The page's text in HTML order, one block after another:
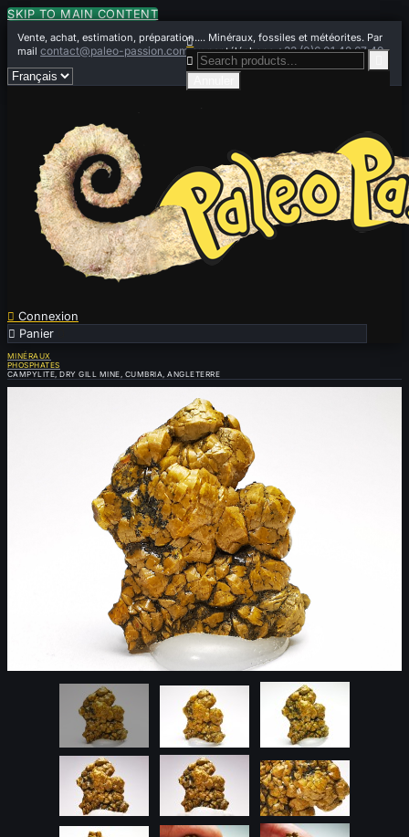
SKIP TO MAIN CONTENT
Vente, achat, estimation, préparation.... Minéraux, fossiles et météorites. Par
mailcontact@paleo-passion.comou par téléphone+33 (0)6 01 42 67 49
 Connexion
 Panier


MINÉRAUX
PHOSPHATES
CAMPYLITE, DRY GILL MINE, CUMBRIA, ANGLETERRE